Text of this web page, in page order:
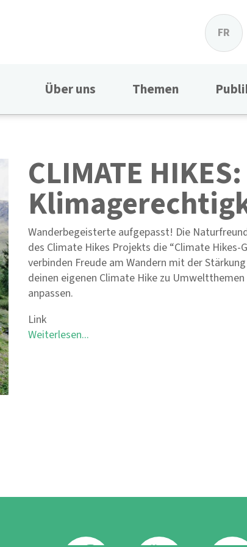
FR
Über uns Themen
CLIMATE
Wanderbegeisterte aufgepasst! Die
des Climate Hikes Projekts die “Climate
verbinden Freude am Wandern mit der
deinen eigenen Climate Hike zu
anpassen.
Link
Weiterlesen...